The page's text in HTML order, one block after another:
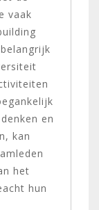
vaak
en
kan
het
hun